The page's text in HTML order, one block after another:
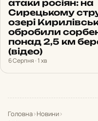
атаки росіян: на
Сирецькому
озері
обробили
понад 2,5 км
(відео)
6 Серпня · 1 хв
Головна›Новини›